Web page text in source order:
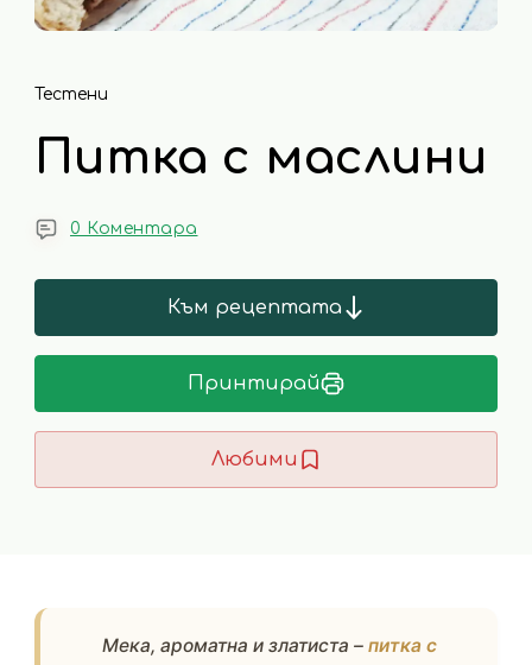
Тестени
Питка с маслини
0 Коментара
Към рецептата
Принтирай
Любими
Мека, ароматна и златиста – питка с